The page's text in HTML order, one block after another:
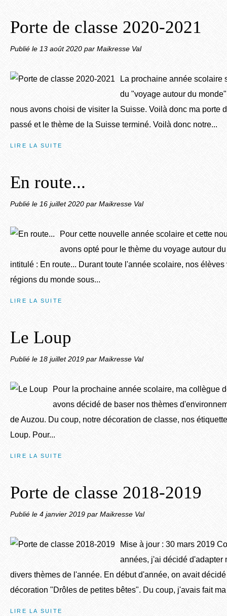
Porte de classe 2020-2021
Publié le 13 août 2020 par Maikresse Val
La prochaine année scolaire
du "voyage autour du
nous avons choisi de visiter la Suisse. Voilà donc ma porte
passé et le thème de la Suisse terminé. Voilà donc notre...
LIRE LA SUITE
En route...
Publié le 16 juillet 2020 par Maikresse Val
Pour cette nouvelle année scolaire et cette
avons opté pour le thème du voyage autour
intitulé : En route... Durant toute l'année scolaire, nos
régions du monde sous...
LIRE LA SUITE
Le Loup
Publié le 18 juillet 2019 par Maikresse Val
Pour la prochaine année scolaire, ma collègue
avons décidé de baser nos thèmes
de Auzou. Du coup, notre décoration de classe, nos
Loup. Pour...
LIRE LA SUITE
Porte de classe 2018-2019
Publié le 4 janvier 2019 par Maikresse Val
Mise à jour : 30 mars 2019
années, j'ai décidé d'adapter
divers thèmes de l'année. En début d'année, on avait
décoration "Drôles de petites bêtes". Du coup, j'avais fait
LIRE LA SUITE